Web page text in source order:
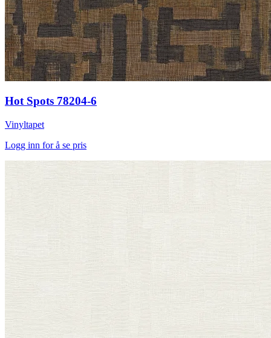
Hot Spots 78204-6
Vinyltapet
Logg inn for å se pris